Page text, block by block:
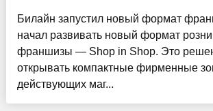
Билайн запустил новый формат
начал развивать новый формат
франшизы — Shop in Shop. Это
открывать компактные фирменные
действующих маг...